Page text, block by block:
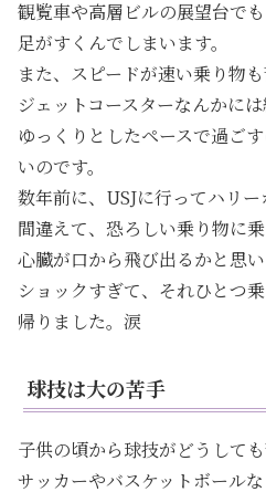
観覧車や高層ビルの展望台でも
足がすくんでしまいます。
また、スピードが速い乗り物も
ジェットコースターなんかに
ゆっくりとしたペースで過ご
いのです。
数年前に、USJに行ってハリ
間違えて、恐ろしい乗り物に
心臓が口から飛び出るかと思い
ショックすぎて、それひとつ
帰りました。涙
球技は大の苦手
子供の頃から球技がどうしても
サッカーやバスケットボール